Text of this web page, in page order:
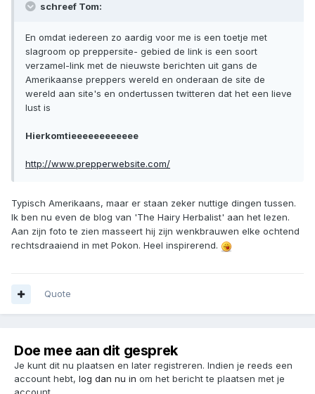
schreef Tom:
En omdat iedereen zo aardig voor me is een toetje met
slagroom op preppersite- gebied de link is een soort
verzamel-link met de nieuwste berichten uit gans de
Amerikaanse preppers wereld en onderaan de site de
wereld aan site's en ondertussen twitteren dat het een lieve
lust is
Hierkomtieeeeeeeeeeee
http://www.prepperwebsite.com/
Typisch Amerikaans, maar er staan zeker nuttige dingen tussen.
Ik ben nu even de blog van 'The Hairy Herbalist' aan het lezen.
Aan zijn foto te zien masseert hij zijn wenkbrauwen elke ochtend
rechtsdraaiend in met Pokon. Heel inspirerend.
Quote
Doe mee aan dit gesprek
Je kunt dit nu plaatsen en later registreren. Indien je reeds een
account hebt, log dan nu in om het bericht te plaatsen met je